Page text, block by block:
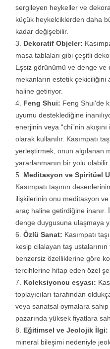
sergileyen heykeller ve
küçük heykelciklerden daha
kadar değişebilir.
Dekoratif Objeler:
masa tablaları gibi çeşitli
Eşsiz görünümü ve denge ve
mekanların estetik çekiciliğini
haline getiriyor.
Feng Shui: Feng Shui'de
uyumu desteklediğine
enerjinin veya “chi”nin
olarak kullanılır. Kasımpatı
yerleştirmek, onun algılanan
yararlanmanın bir yolu olabilir.
Meditasyon ve Spiritüel
Kasımpatı taşının
ilişkilerinin onu meditasyon
araç haline getirdiğine inanır.
denge duygusuna ulaşmaya
Özlü Sanat: Kasımpatı
kesip cilalayan taş
benzersiz özelliklerine göre
tercihlerine hitap eden özel
Koleksiyoncu eşyası:
toplayıcıları tarafından
veya sanatsal oymalara
pazarında yüksek fiyatlara
Eğitimsel ve Jeolojik İlgi:
mineral bileşimi nedeniyle